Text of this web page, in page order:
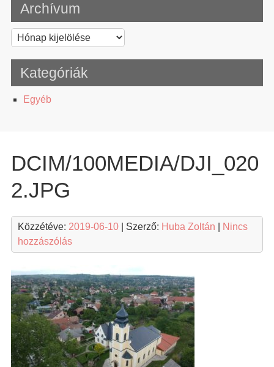
Archívum
Archívum
Kategóriák
Egyéb
DCIM/100MEDIA/DJI_020
2.JPG
Közzétéve: 2019-06-10| Szerző: Huba Zoltán
Nincs
hozzászólás